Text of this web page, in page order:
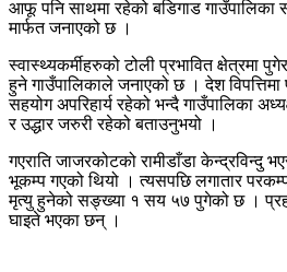
आफू पनि साथमा रहेको बडिगाड गाउँपालिका
मार्फत जनाएको छ ।
स्वास्थ्यकर्मीहरुको टोली प्रभावित क्षेत्रमा
हुने गाउँपालिकाले जनाएको छ । देश
सहयोग अपरिहार्य रहेको भन्दै गाउँपालिका
र उद्धार जरुरी रहेको बताउनुभयो ।
गएराति जाजरकोटको रामीडाँडा केन्द्रविन्दु
भूकम्प गएको थियो । त्यसपछि लगातार
मृत्यु हुनेको सङ्ख्या १ सय ५७ पुगेको छ ।
घाइते भएका छन् ।